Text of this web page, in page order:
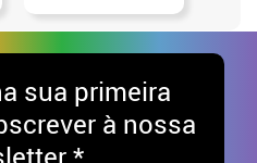
sua primeira
à nossa